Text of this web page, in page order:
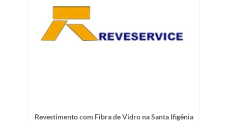
Revestimento com Fibra de Vidro na Santa Ifigênia